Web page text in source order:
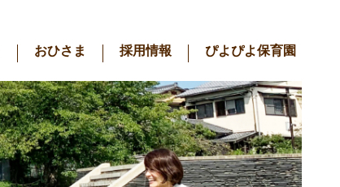
おひさま 採用情報 ぴよぴよ保育園